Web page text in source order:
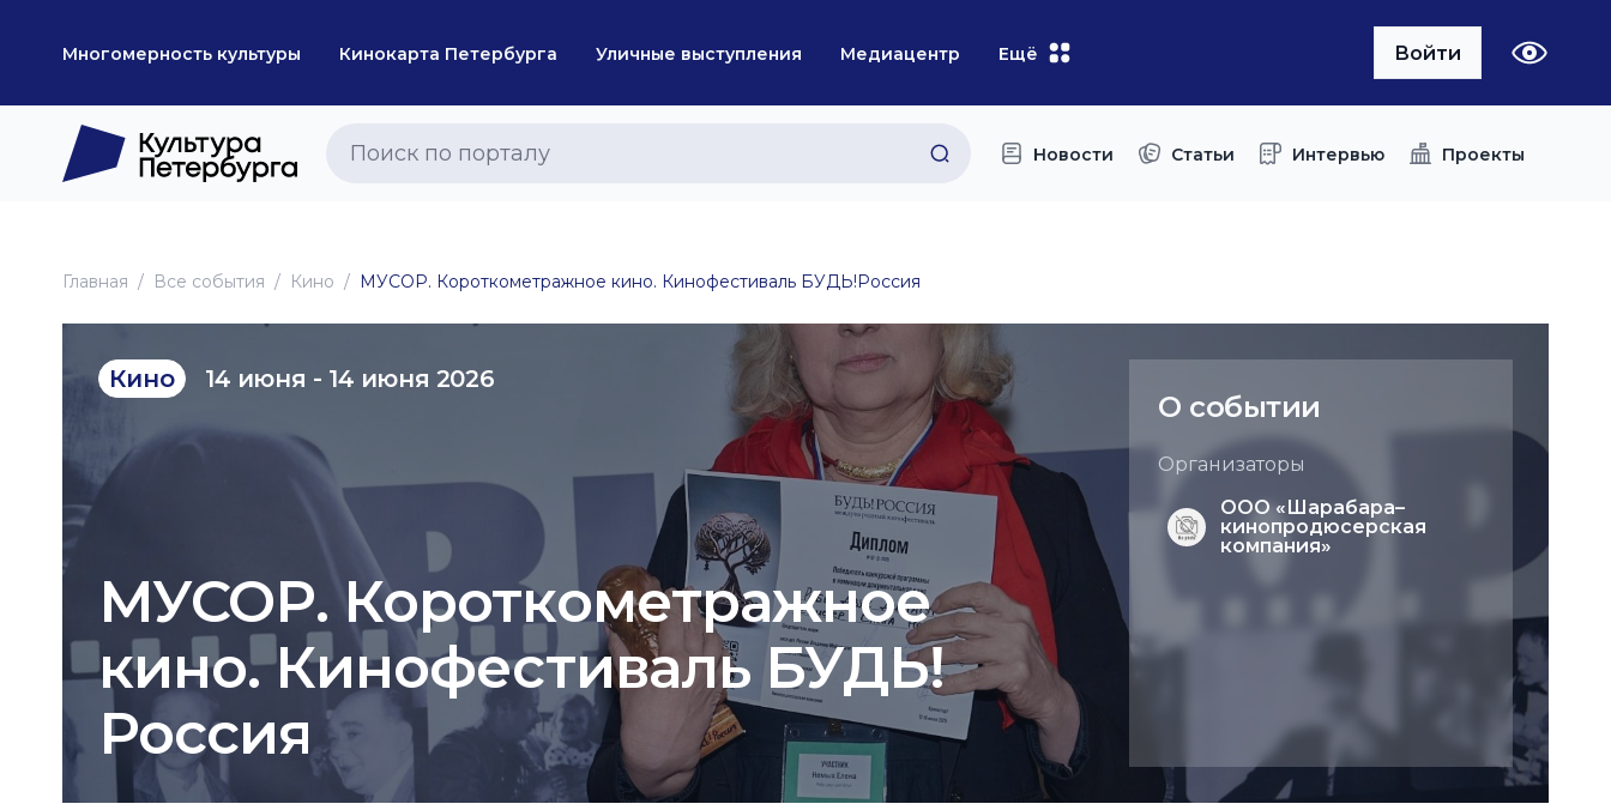
Многомерность культуры Кинокарта Петербурга Уличные выступления Медиацентр Ещё Войти
Новости Статьи Интервью Проекты
Главная Все события Кино МУСОР. Короткометражное кино. Кинофестиваль БУДЬ!Россия
Кино 14 июня - 14 июня 2026
МУСОР. Короткометражное
кино. Кинофестиваль БУДЬ!
Россия
О событии
Организаторы
ООО «Шарабара–
кинопродюсерская
компания»